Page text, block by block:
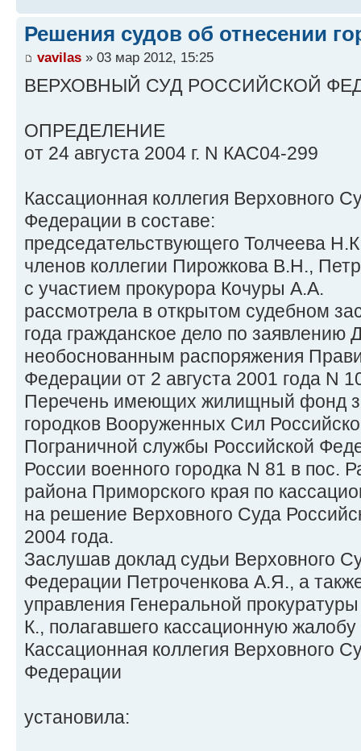
Решения судов об отнесении
vavilas » 03 мар 2012, 15:25
ВЕРХОВНЫЙ СУД РОССИЙСКОЙ
ОПРЕДЕЛЕНИЕ
от 24 августа 2004 г. N КАС04-299
Кассационная коллегия Верховного
Федерации в составе:
председательствующего Толчеева
членов коллегии Пирожкова В.Н.,
с участием прокурора Кочуры А.А.
рассмотрела в открытом судебном
года гражданское дело по заявлению
необоснованным распоряжения
Федерации от 2 августа 2001 года N
Перечень имеющих жилищный фонд
городков Вооруженных Сил
Пограничной службы Российской
России военного городка N 81 в пос.
района Приморского края по
на решение Верховного Суда
2004 года.
Заслушав доклад судьи Верховного
Федерации Петроченкова А.Я., а
управления Генеральной
К., полагавшего кассационную
Кассационная коллегия Верховного
Федерации
установила: